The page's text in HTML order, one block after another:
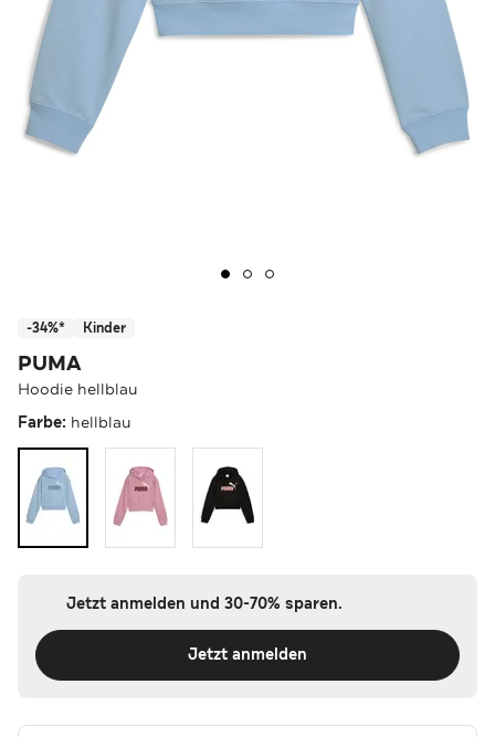
-34%* Kinder
PUMA
Hoodie hellblau
Farbe: hellblau
Jetzt anmelden und 30-70% sparen.
Jetzt anmelden